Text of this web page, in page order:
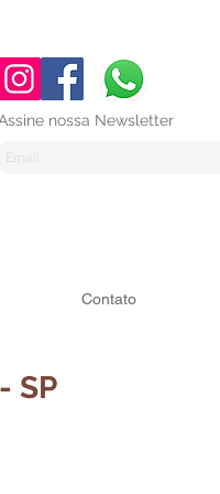
nossa Newsletter
Contato
SP